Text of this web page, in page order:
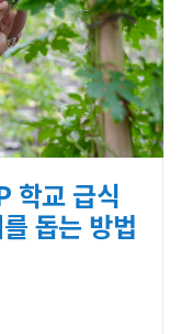
학교 급식
돕는 방법